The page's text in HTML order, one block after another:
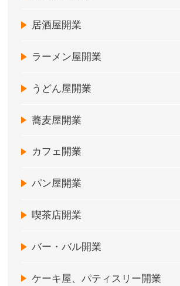
居酒屋開業
ラーメン屋開業
うどん屋開業
蕎麦屋開業
カフェ開業
パン屋開業
喫茶店開業
バー・バル開業
ケーキ屋、パティスリー開業